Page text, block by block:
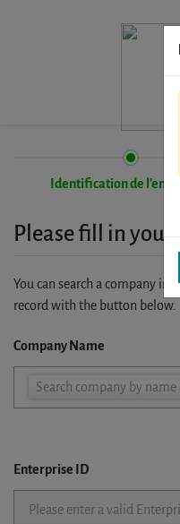
Identification de
Please fill in your
You can search a company
record with the button below.
Company Name
Search company by
Company
Enterprise ID